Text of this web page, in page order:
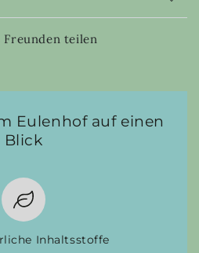
teilen
Eulenhof auf einen
Blick
Inhaltsstoffe